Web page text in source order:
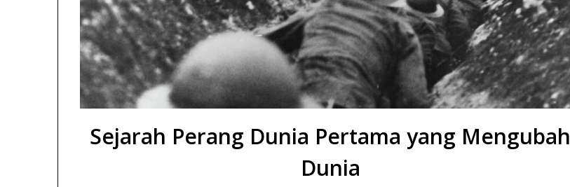
Sejarah Perang Dunia Pertama yang Mengubah
Dunia